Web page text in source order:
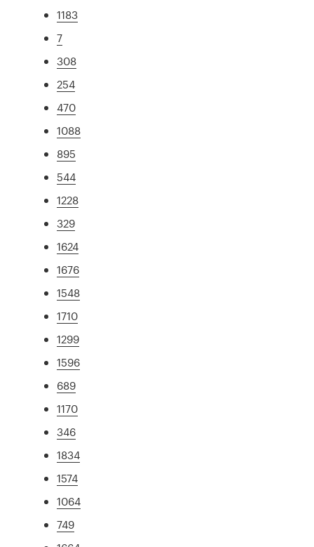
1183
7
308
254
470
1088
895
544
1228
329
1624
1676
1548
1710
1299
1596
689
1170
346
1834
1574
1064
749